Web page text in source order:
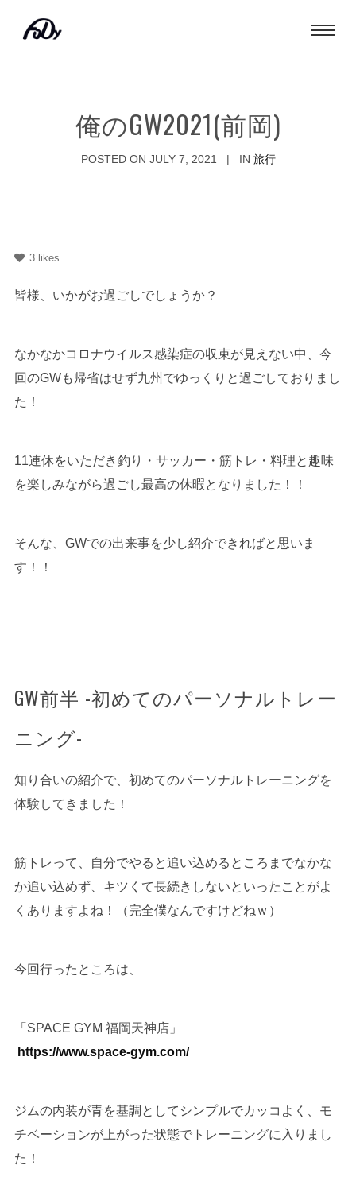
俺のGW2021(前岡)
POSTED ON JULY 7, 2021 IN 旅行
3 likes
皆様、いかがお過ごしでしょうか？
なかなかコロナウイルス感染症の収束が見えない中、今
回のGWも帰省はせず九州でゆっくりと過ごしておりまし
た！
11連休をいただき釣り・サッカー・筋トレ・料理と趣味
を楽しみながら過ごし最高の休暇となりました！！
そんな、GWでの出来事を少し紹介できればと思いま
す！！
GW前半 -初めてのパーソナルトレー
ニング-
知り合いの紹介で、初めてのパーソナルトレーニングを
体験してきました！
筋トレって、自分でやると追い込めるところまでなかな
か追い込めず、キツくて長続きしないといったことがよ
くありますよね！（完全僕なんですけどねｗ）
今回行ったところは、
「SPACE GYM 福岡天神店」
https://www.space-gym.com/
ジムの内装が青を基調としてシンプルでカッコよく、モ
チベーションが上がった状態でトレーニングに入りまし
た！